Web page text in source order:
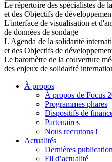
Le répertoire des spécialistes de
et des Objectifs de
L'interface de visualisation et
de données de sondage
L'Agenda de la solidarité
et des Objectifs de
Le baromètre de la couverture
des enjeux de solidarité
À propos
À propos de Focus
Programmes phares
Dispositifs de
Partenaires
Nous recrutons !
Actualités
Dernières
Fil d’actualité